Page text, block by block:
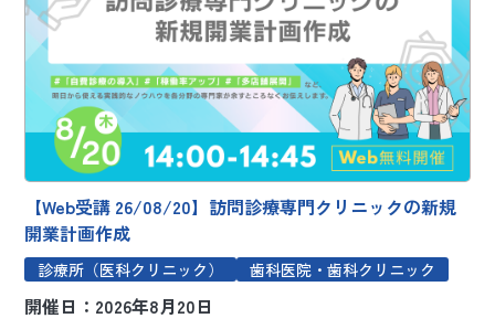
【Web受講 26/08/20】訪問診療専門クリニックの新規
開業計画作成
診療所（医科クリニック） 歯科医院・歯科クリニック
開催日：2026年8月20日